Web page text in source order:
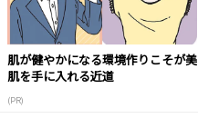
肌が健やかになる環境作りこそが美
肌を手に入れる近道
(PR)